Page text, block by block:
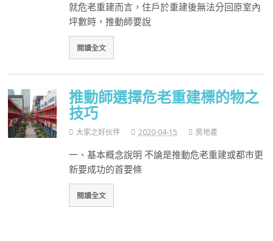
就危老重建而言，住戶於重建後無法分回原室內
坪數時，推動師要說
閱讀全文
推動師選擇危老重建標的物之
技巧
大家之好伙伴 2020-04-15 房地產
一、基本概念說明 不論是推動危老重建或都市更
新要成功的首要條
閱讀全文